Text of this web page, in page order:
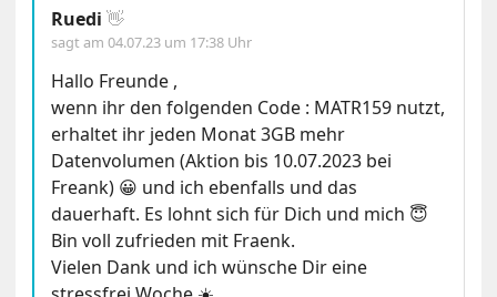
Ruedi 👋
sagt am04.07.23 um 17:38 Uhr
Hallo Freunde ,
wenn ihr den folgenden Code : MATR159 nutzt,
erhaltet ihr jeden Monat 3GB mehr
Datenvolumen (Aktion bis 10.07.2023 bei
Freank) 😀 und ich ebenfalls und das
dauerhaft. Es lohnt sich für Dich und mich 😇
Bin voll zufrieden mit Fraenk.
Vielen Dank und ich wünsche Dir eine